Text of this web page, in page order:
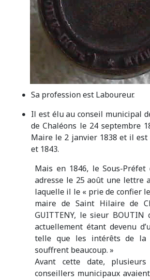
Sa profession est Laboureur.
Il est élu au conseil municipal
de Chaléons le 24 septembre
Maire le 2 janvier 1838 et il est
et 1843.
Mais en 1846, le Sous-Préfet
adresse le 25 août une lettre
laquelle il le « prie de confier
maire de Saint Hilaire de
GUITTENY, le sieur BOUTIN
actuellement étant devenu
telle que les intérêts de la
souffrent beaucoup. »
Avant cette date,
conseillers municipaux